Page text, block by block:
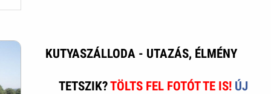
KUTYASZÁLLODA - UTAZÁS, ÉLMÉNY
TETSZIK?TÖLTS FEL FOTÓT TE IS! ÚJ